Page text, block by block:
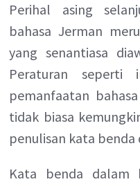
Perihal asing
bahasa Jerman
yang senantiasa
Peraturan
pemanfaatan
tidak biasa
penulisan kata benda
Kata benda dalam